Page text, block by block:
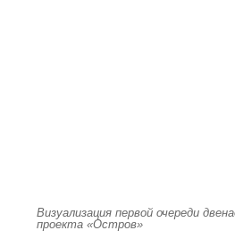
Визуализация первой очереди
проекта «Остров»